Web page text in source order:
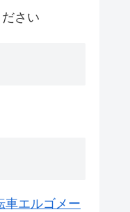
さい
車エルゴメー